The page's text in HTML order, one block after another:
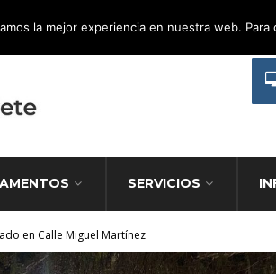
SERVICIOS
en Calle Miguel Martínez
la mejor experiencia en nuestra web.